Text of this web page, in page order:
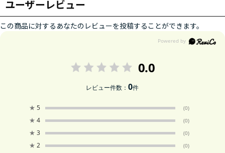
ユーザーレビュー
この商品に対するあなたのレビューを投稿することができます。
0.0
レビュー件数：0件
★ 5 (0)
★ 4 (0)
★ 3 (0)
★ 2 (0)